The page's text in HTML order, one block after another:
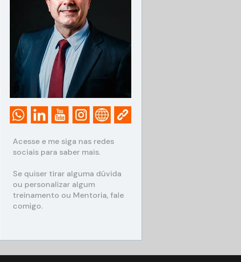
Acesse e me siga nas redes
sociais para saber mais.
Se quiser tirar alguma dúvida
ou personalizar algum
treinamento ou Mentoria, fale
comigo.